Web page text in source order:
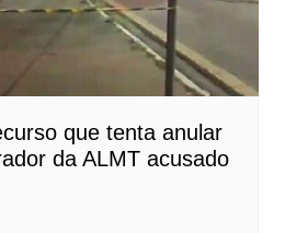
que tenta anular
da ALMT acusado